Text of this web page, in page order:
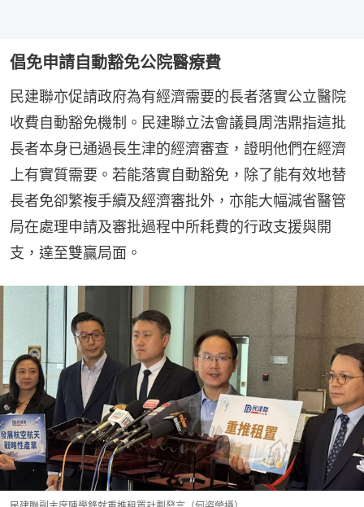
倡免申請自動豁免公院醫療費
民建聯亦促請政府為有經濟需要的長者落實公立醫院
收費自動豁免機制。民建聯立法會議員周浩鼎指這批
長者本身已通過長生津的經濟審查，證明他們在經濟
上有實質需要。若能落實自動豁免，除了能有效地替
長者免卻繁複手續及經濟審批外，亦能大幅減省醫管
局在處理申請及審批過程中所耗費的行政支援與開
支，達至雙贏局面。